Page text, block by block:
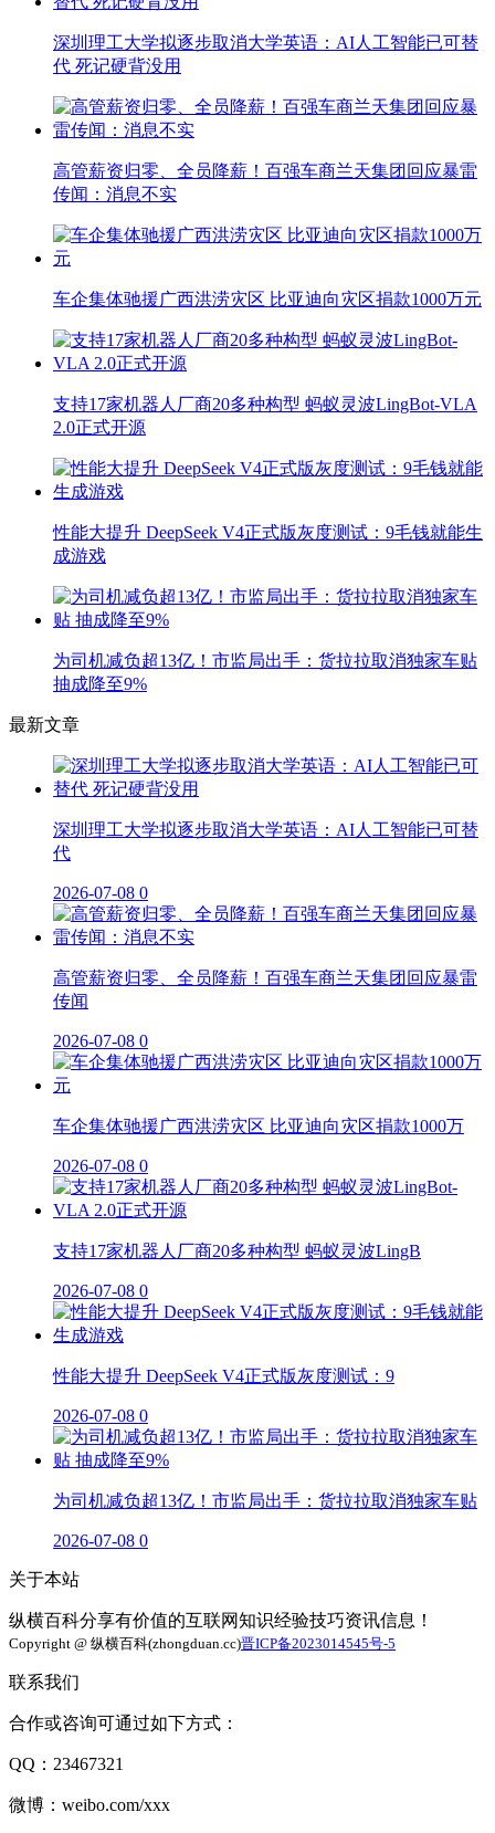
深圳理工大学拟逐步取消大学英语：AI人工智能已可替
代 死记硬背没用
高管薪资归零、全员降薪！百强车商兰天集团回应暴雷
传闻：消息不实
车企集体驰援广西洪涝灾区 比亚迪向灾区捐款1000万元
支持17家机器人厂商20多种构型 蚂蚁灵波LingBot-VLA
2.0正式开源
性能大提升 DeepSeek V4正式版灰度测试：9毛钱就能生
成游戏
为司机减负超13亿！市监局出手：货拉拉取消独家车贴
抽成降至9%
最新文章
深圳理工大学拟逐步取消大学英语：AI人工智能已可替
代
2026-07-08 0
高管薪资归零、全员降薪！百强车商兰天集团回应暴雷
传闻
2026-07-08 0
车企集体驰援广西洪涝灾区 比亚迪向灾区捐款1000万
2026-07-08 0
支持17家机器人厂商20多种构型 蚂蚁灵波LingB
2026-07-08 0
性能大提升 DeepSeek V4正式版灰度测试：9
2026-07-08 0
为司机减负超13亿！市监局出手：货拉拉取消独家车贴
2026-07-08 0
关于本站
纵横百科分享有价值的互联网知识经验技巧资讯信息！
Copyright @ 纵横百科(zhongduan.cc)晋ICP备2023014545号-5
联系我们
合作或咨询可通过如下方式：
QQ：23467321
微博：weibo.com/xxx